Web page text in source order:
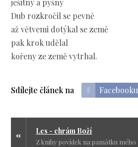
ješitný a pyšný
Dub rozkročil se pevně
až větvemi dotýkal se země
pak krok udělal
kořeny ze země vytrhal.
Sdílejte článek na Facebooku
Les - chrám Boží